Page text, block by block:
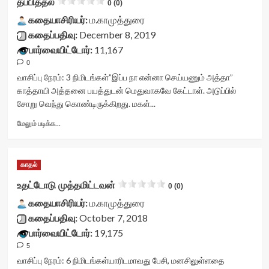
</div>
<span
stars-
title-
(0)
</span>
</div>
487a34031a611'
data-
rating='0'
data-
rater-
data-
rater-
postid='31531'
data-
</div>
<span
stars-
title-
(0)
vv-
stars-
title-
container">
<div
stars-
title
yasr-
rater-
rater-
46f381a157a50'
data-
rating='0'
data-
rater-
data-
தப்பித்தல் 0 (0)
கதையாசிரியர்:ம.காமுத்துரை
கதைப்பதிவு:December 8, 2019
பார்வையிட்டோர்:11,167
0
வாசிப்பு நேரம்: 3 நிமிடங்கள்”இப்ப நா என்னா செய்யணும் அத்தா”
காத்தாயி அத்தனை பயத்துடன் மெதுவாகவே கேட்டாள். அடுப்பில்
சோறு வெந்து கொண்டிருக்கிறது. மகள்...
மேலும் படிக்க...
vv-
stars-
title-
container">
<div
class='yasr-
title
காதல்
உதட்டோடு முத்தமிட்டவன் 0 (0)
கதையாசிரியர்:ம.காமுத்துரை
கதைப்பதிவு:October 7, 2018
பார்வையிட்டோர்:19,175
5
வாசிப்பு நேரம்: 6 நிமிடங்கள்யாரிடமாவது பேசி, மனசிலுள்ளதை